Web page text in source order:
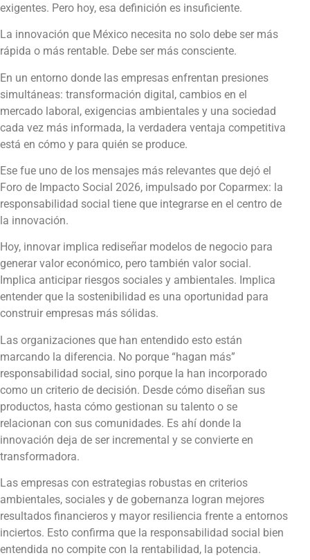
exigentes. Pero hoy, esa definición es insuficiente.
La innovación que México necesita no solo debe ser más
rápida o más rentable. Debe ser más consciente.
En un entorno donde las empresas enfrentan presiones
simultáneas: transformación digital, cambios en el
mercado laboral, exigencias ambientales y una sociedad
cada vez más informada, la verdadera ventaja competitiva
está en cómo y para quién se produce.
Ese fue uno de los mensajes más relevantes que dejó el
Foro de Impacto Social 2026, impulsado por Coparmex: la
responsabilidad social tiene que integrarse en el centro de
la innovación.
Hoy, innovar implica rediseñar modelos de negocio para
generar valor económico, pero también valor social.
Implica anticipar riesgos sociales y ambientales. Implica
entender que la sostenibilidad es una oportunidad para
construir empresas más sólidas.
Las organizaciones que han entendido esto están
marcando la diferencia. No porque “hagan más”
responsabilidad social, sino porque la han incorporado
como un criterio de decisión. Desde cómo diseñan sus
productos, hasta cómo gestionan su talento o se
relacionan con sus comunidades. Es ahí donde la
innovación deja de ser incremental y se convierte en
transformadora.
Las empresas con estrategias robustas en criterios
ambientales, sociales y de gobernanza logran mejores
resultados financieros y mayor resiliencia frente a entornos
inciertos. Esto confirma que la responsabilidad social bien
entendida no compite con la rentabilidad, la potencia.